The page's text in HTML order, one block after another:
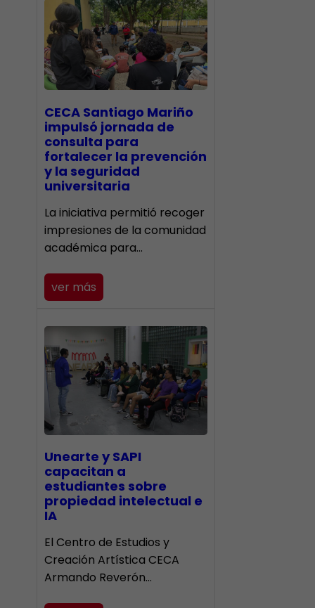
CECA Santiago Mariño
impulsó jornada de
consulta para
fortalecer la prevención
y la seguridad
universitaria
La iniciativa permitió recoger
impresiones de la comunidad
académica para…
ver más
Unearte y SAPI
capacitan a
estudiantes sobre
propiedad intelectual e
IA
El Centro de Estudios y
Creación Artística CECA
Armando Reverón…